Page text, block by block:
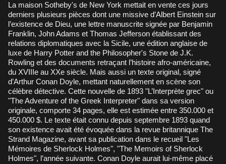
La maison Sotheby's de New York mettait en vente ces jours
derniers plusieurs pièces dont une missive d’Albert Einstein sur
l’existence de Dieu, une lettre manuscrite signée par Benjamin
Franklin, John Adams et Thomas Jefferson établissant des
relations diplomatiques avec la Sicile, une édition anglaise de
luxe de Harry Potter and the Philosopher's Stone de J.K.
Rowling et des documents retraçant l’histoire afro-américaine,
du XVIIIe au XXe siècle. Mais aussi un texte original, signé
d’Arthur Conan Doyle, mettant naturellement en scène son
célèbre détective. Cette nouvelle de 1893 "L’Interprète grec" ou
"The Adventure of the Greek Interpreter" dans sa version
originale, comporte 34 pages, elle est estimée entre 350.000 et
450.000 $. Le texte était connu depuis septembre 1893 quand
son existence avait été évoquée dans la revue britannique The
Strand Magazine, avant sa publication dans le recueil "Les
Mémoires de Sherlock Holmes", "The Memoirs of Sherlock
Holmes", l’année suivante. Conan Doyle aurait lui-même placé